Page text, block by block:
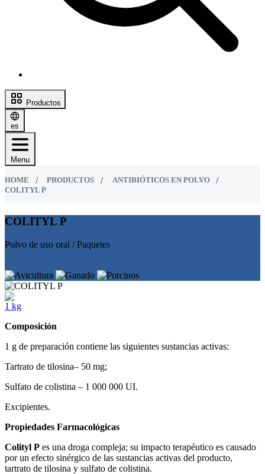
Productos
es
Menu
HOME PRODUCTOS
ANTIBIÓTICOS EN POLVO
COLITYL P
COLITYL P
Polvo de uso oral / Paquetes
1 kg
Composición
1 g de preparación contiene las siguientes sustancias activas:
Tartrato de tilosina– 50 mg;
Sulfato de colistina – 1 000 000 UI.
Excipientes.
Propiedades Farmacológicas
Colityl P es una droga compleja; su impacto terapéutico es causado
por un efecto sinérgico de las sustancias activas del producto,
tartrato de tilosina y sulfato de colistina.